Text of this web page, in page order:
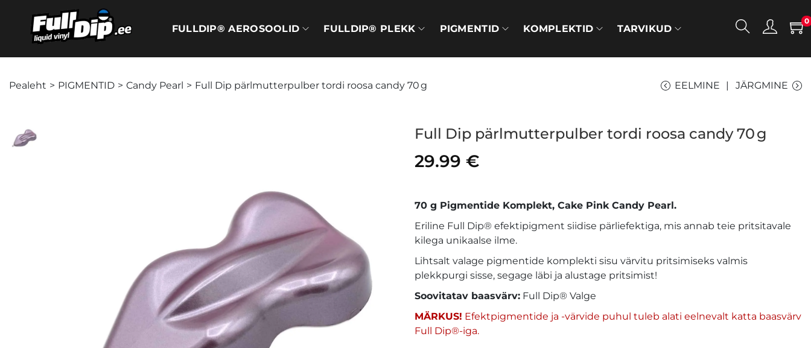
FULLDIP® AEROSOOLID FULLDIP® PLEKK PIGMENTID KOMPLEKTID TARVIKUD
0
Pealeht > PIGMENTID > Candy Pearl > Full Dip pärlmutterpulber tordi roosa candy 70 g EELMINE JÄRGMINE
Full Dip pärlmutterpulber tordi roosa candy 70 g
29.99 €
70 g Pigmentide Komplekt, Cake Pink Candy Pearl.
Eriline Full Dip® efektipigment siidise pärliefektiga, mis annab teie pritsitavale
kilega unikaalse ilme.
Lihtsalt valage pigmentide komplekti sisu värvitu pritsimiseks valmis
plekkpurgi sisse, segage läbi ja alustage pritsimist!
Soovitatav baasvärv: Full Dip® Valge
MÄRKUS! Efektpigmentide ja -värvide puhul tuleb alati eelnevalt katta baasvärv
Full Dip®-iga.